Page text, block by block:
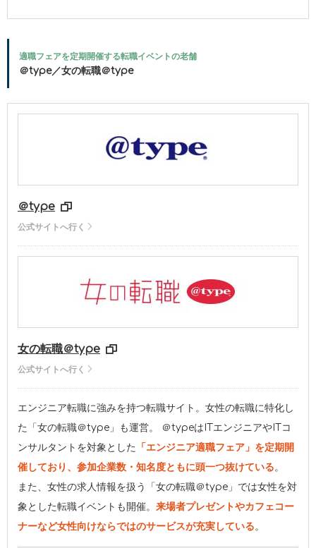
適職フェアを定期開催する転職イベントの老舗
＠type／女の転職＠type
＠type
公式サイトへ行く
女の転職＠type
公式サイトへ行く
エンジニア転職に強みを持つ転職サイト。女性の転職に特化し
た「女の転職＠type」も運営。 ＠typeはITエンジニアやITコ
ンサルタントを対象とした
「エンジニア適職フェア」を定期開
催しており、参加企業数・知名度ともに頭一つ抜けている。
また、女性の求人情報を扱う「女の転職＠type」では女性を対
象とした転職イベントも開催。 来場者プレゼントやカフェコー
ナーなど女性向けならではのサービスが充実している。